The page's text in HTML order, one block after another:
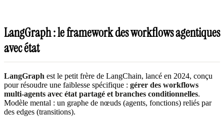
LangGraph : le framework des workflows agentiques
avec état
LangGraph est le petit frère de LangChain, lancé en 2024, conçu
pour résoudre une faiblesse spécifique : gérer des workflows
multi-agents avec état partagé et branches conditionnelles.
Modèle mental : un graphe de nœuds (agents, fonctions) reliés par
des edges (transitions).